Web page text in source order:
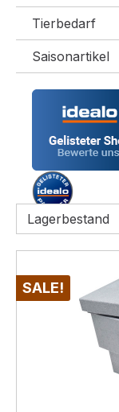
Tierbedarf
Saisonartikel
SALE!